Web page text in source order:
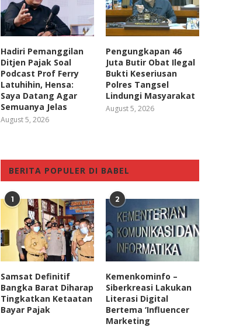
Hadiri Pemanggilan
Ditjen Pajak Soal
Podcast Prof Ferry
Latuhihin, Hensa:
Saya Datang Agar
Semuanya Jelas
August 5, 2026
Pengungkapan 46
Juta Butir Obat Ilegal
Bukti Keseriusan
Polres Tangsel
Lindungi Masyarakat
August 5, 2026
BERITA POPULER DI BABEL
1
Samsat Definitif
Bangka Barat Diharap
Tingkatkan Ketaatan
Bayar Pajak
2
Kemenkominfo –
Siberkreasi Lakukan
Literasi Digital
Bertema ‘Influencer
Marketing